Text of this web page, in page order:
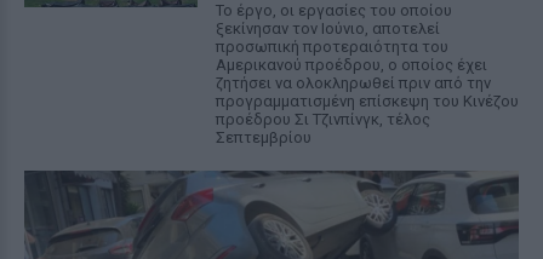
Το έργο, οι εργασίες του οποίου
ξεκίνησαν τον Ιούνιο, αποτελεί
προσωπική προτεραιότητα του
Αμερικανού προέδρου, ο οποίος έχει
ζητήσει να ολοκληρωθεί πριν από την
προγραμματισμένη επίσκεψη του Κινέζου
προέδρου Σι Τζινπίνγκ, τέλος
Σεπτεμβρίου